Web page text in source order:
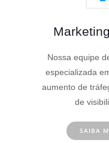
Marketing
Nossa equipe
especializada
aumento de
de
SAIBA